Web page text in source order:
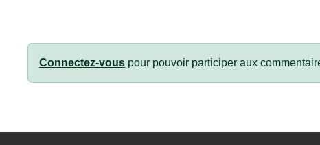
Connectez-vous pour pouvoir participer aux